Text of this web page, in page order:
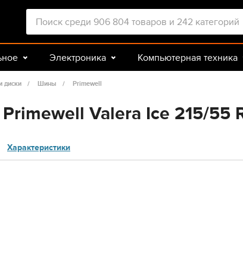
Электроника Компьютерная техника
Спорт и туризм
диски Шины Primewell
Valera Ice 215/55
Характеристики